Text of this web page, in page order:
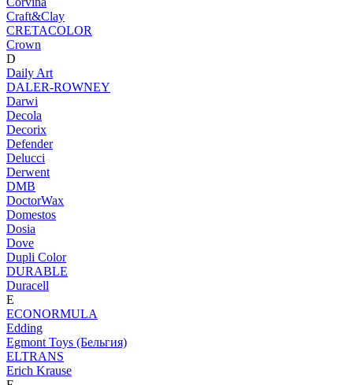
Craft&Clay
CRETACOLOR
Crown
D
Daily Art
DALER-ROWNEY
Darwi
Decola
Decorix
Defender
Delucci
Derwent
DMB
DoctorWax
Domestos
Dosia
Dove
Dupli Color
DURABLE
Duracell
E
ECONORMULA
Edding
Egmont Toys (Бельгия)
ELTRANS
Erich Krause